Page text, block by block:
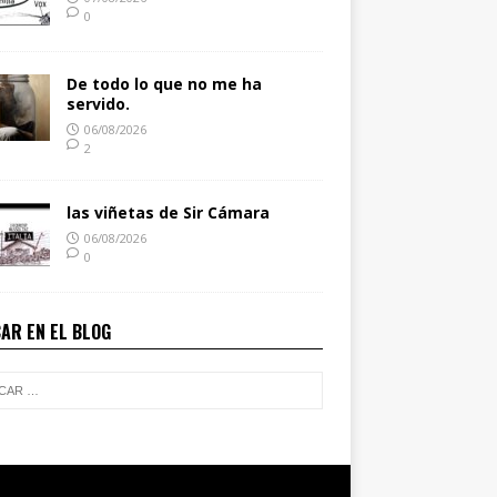
0
De todo lo que no me ha
servido.
06/08/2026
2
las viñetas de Sir Cámara
06/08/2026
0
EN EL BLOG